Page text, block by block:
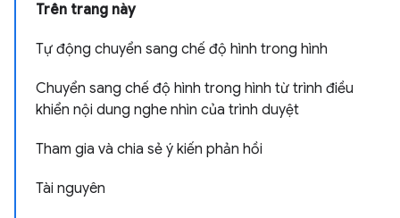
Trên trang này
Tự động chuyển sang chế độ hình trong hình
Chuyển sang chế độ hình trong hình từ trình điều
khiển nội dung nghe nhìn của trình duyệt
Tham gia và chia sẻ ý kiến phản hồi
Tài nguyên